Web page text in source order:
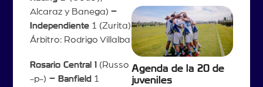
Alcaraz y Banega) –
Independiente1 (Zurita)
Árbitro: Rodrigo Villalba
Rosario Central 1 (Russo
-p-) – Banfield 1
Agenda de la 20 de
juveniles